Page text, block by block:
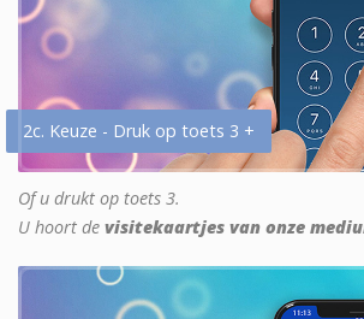
2c. Keuze - Druk op toets 3 +
Of u drukt op toets 3.
U hoort de visitekaartjes van onze